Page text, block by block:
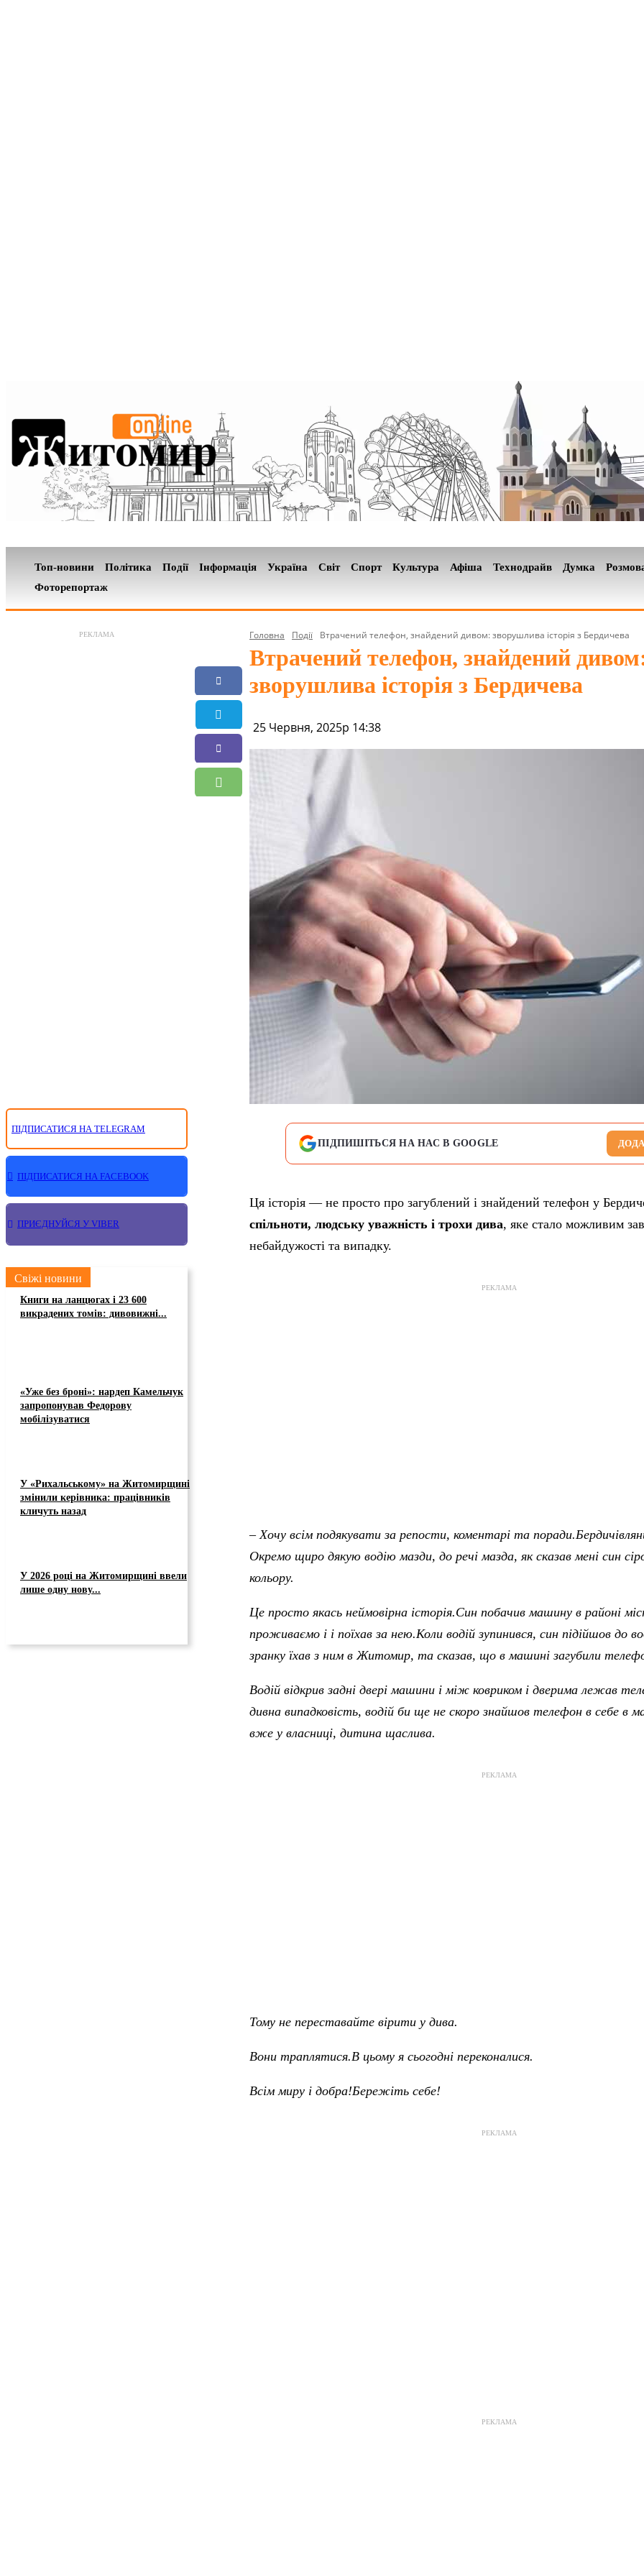
Топ-новини Політика Події Інформація Україна Світ Спорт Культура Афіша Технодрайв Думка
Фоторепортаж
РЕКЛАМА
ПІДПИСАТИСЯ НА TELEGRAM
ПІДПИСАТИСЯ НА FACEBOOK
ПРИЄДНУЙСЯ У VIBER
Свіжі новини
Книги на ланцюгах і 23 600
викрадених томів: дивовижні...
«Уже без броні»: нардеп Камельчук
запропонував Федорову
мобілізуватися
У «Рихальському» на Житомирщині
змінили керівника: працівників
кличуть назад
У 2026 році на Житомирщині ввели
лише одну нову...
Головна Події Втрачений телефон, знайдений дивом: зворушлива історія з Бердичева
Втрачений телефон, знайдений
зворушлива історія з Бердичева
25 Червня, 2025р 14:38
ПІДПИШІТЬСЯ НА НАС В GOOGLE
Ця історія — не просто про загублений і знайдений телефон у
спільноти, людську уважність і трохи дива, яке стало можливим
небайдужості та випадку.
РЕКЛАМА
– Хочу всім подякувати за репости, коментарі та
Окремо щиро дякую водію мазди, до речі мазда, як сказав мені син
кольору.
Це просто якась неймовірна історія.Син побачив машину в районі
проживаємо і і поїхав за нею.Коли водій зупинився, син підійшов до
зранку їхав з ним в Житомир, та сказав, що в машині загубили
Водій відкрив задні двері машини і між ковриком і дверима лежав
дивна випадковість, водій би ще не скоро знайшов телефон в себе в
вже у власниці, дитина щаслива.
РЕКЛАМА
Тому не переставайте вірити у дива.
Вони траплятися.В цьому я сьогодні переконалися.
Всім миру і добра!Бережіть себе!
РЕКЛАМА
РЕКЛАМА